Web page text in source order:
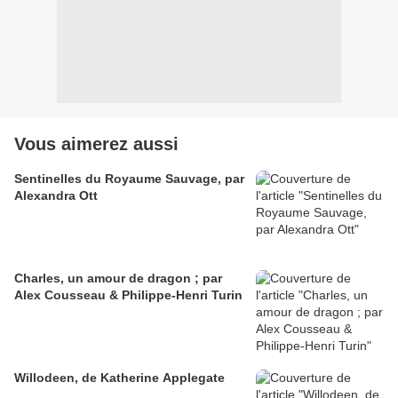
Vous aimerez aussi
Sentinelles du Royaume Sauvage, par
Alexandra Ott
Charles, un amour de dragon ; par
Alex Cousseau & Philippe-Henri Turin
Willodeen, de Katherine Applegate